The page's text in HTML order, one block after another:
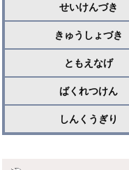
せいけんづき
きゅうしょづき
ともえなげ
ばくれつけん
しんくうぎり